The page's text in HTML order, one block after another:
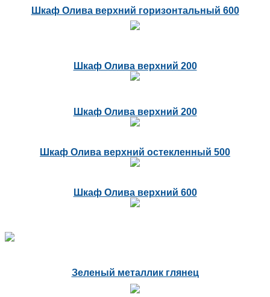
Шкаф Олива верхний горизонтальный 600
Шкаф Олива верхний 200
Шкаф Олива верхний 200
Шкаф Олива верхний остекленный 500
Шкаф Олива верхний 600
Зеленый металлик глянец